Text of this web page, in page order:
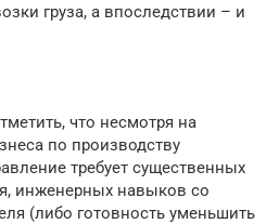
груза, а впоследствии – и
что несмотря на
по производству
требует существенных
инженерных навыков со
(либо готовность уменьшить